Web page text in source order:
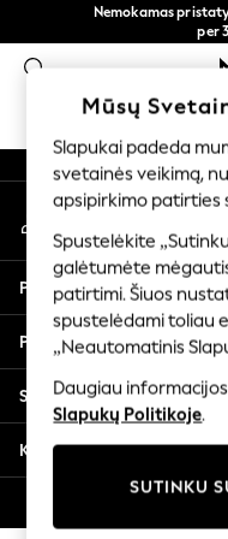
Nemokamas
per
Dabar
MOKYKLINĖ
SCHOOLWEAR
All Boys
Shoes
Trousers
Shorts
Shirts
Polo Shirts
Sweatshirts &
Coats & Jackets
Underwear
Multipacks
All Boys Sport
An error occurred on
Mūsų
Mano paskyra
Prisijunkite prie savo
Pagalba
Privatumas ir teisinė
Skyriai
Kitos paslaugos
Mūsų
Slapukai padeda
svetainės veikimą,
apsipirkimo patirties
Spustelėkite
galėtumėte
patirtimi. Šiuos
spustelėdami toliau
„Neautomatinis
Daugiau
Slapukų Politikoje.
SUTINKU